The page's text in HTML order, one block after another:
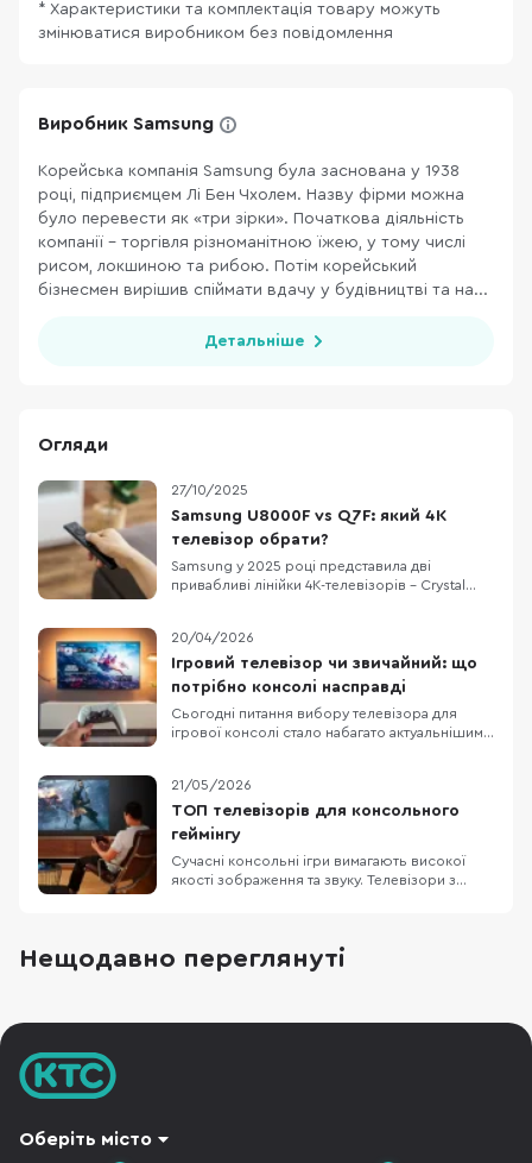
* Характеристики та комплектація товару можуть
змінюватися виробником без повідомлення
Виробник Samsung
Корейська компанія Samsung була заснована у 1938
році, підприємцем Лі Бен Чхолем. Назву фірми можна
було перевести як «три зірки». Початкова діяльність
компанії – торгівля різноманітною їжею, у тому числі
рисом, локшиною та рибою. Потім корейський
бізнесмен вирішив спіймати вдачу у будівництві та на...
Детальніше
Огляди
27/10/2025
Samsung U8000F vs Q7F: який 4K
телевізор обрати?
Samsung у 2025 році представила дві
привабливі лінійки 4K-телевізорів – Crystal
невеликих кімнат, так і для просторих
віталень. Обидві серії поєднують сучасні
технології з красивим тонким дизайном. Та
постає питання: чи
20/04/2026
Ігровий телевізор чи звичайний: що
потрібно консолі насправді
Сьогодні питання вибору телевізора для
ігрової консолі стало набагато актуальнішим,
Гц, VRR та ALLM, а виробники телевізорів
активно просувають це як аргумент для
покупки. На цьому тлі легко вирішити, що без
21/05/2026
ТОП телевізорів для консольного
геймінгу
Сучасні консольні ігри вимагають високої
якості зображення та звуку. Телевізори з
яскравішими. Висока частота оновлення
кадрів забезпечує плавну картинку без
Нещодавно переглянуті
Оберіть місто